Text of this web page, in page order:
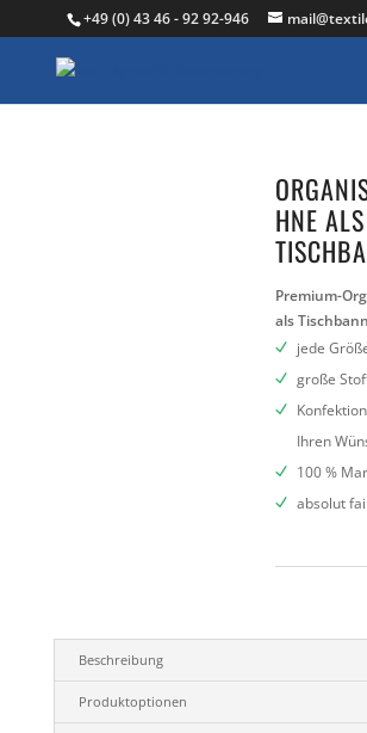
+49 (0) 43 46 - 92 92-946
HNE ALS
Premium-
als
jede
große
Ihren
100 %
absolut
Beschreibung
Produktoptionen